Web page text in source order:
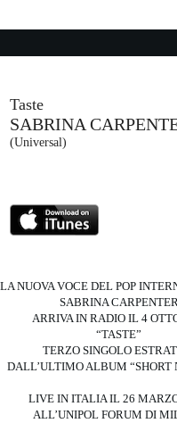
Taste
SABRINA
(Universal)
LA NUOVA VOCE DEL POP
SABRINA
ARRIVA IN RADIO IL 4
“TASTE”
TERZO SINGOLO
DALL’ULTIMO ALBUM “SHORT
LIVE IN ITALIA IL 26
ALL’UNIPOL FORUM DI